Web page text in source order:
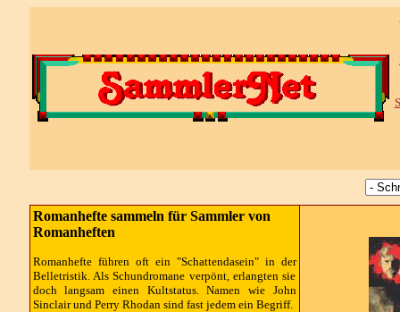
Romanhefte sammeln für Sammler von
Romanheften
Romanhefte führen oft ein "Schattendasein" in der
Belletristik. Als Schundromane verpönt, erlangten sie
doch langsam einen Kultstatus. Namen wie John
Sinclair und Perry Rhodan sind fast jedem ein Begriff.